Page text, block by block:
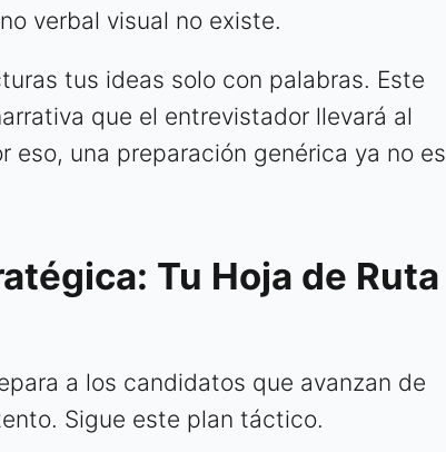
verbal visual no existe.
tus ideas solo con palabras. Este
que el entrevistador llevará al
eso, una preparación genérica ya no es
Tu Hoja de Ruta
a los candidatos que avanzan de
Sigue este plan táctico.